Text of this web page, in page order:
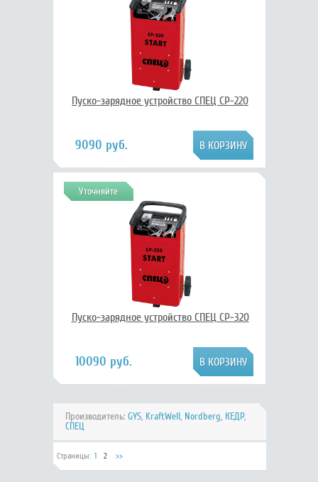
Пуско-зарядное устройство СПЕЦ СР-220
9090 руб.
Уточняйте
Пуско-зарядное устройство СПЕЦ СР-320
10090 руб.
Производитель: GYS, KraftWell, Nordberg, КЕДР,
СПЕЦ
Страницы: 1 2 >>